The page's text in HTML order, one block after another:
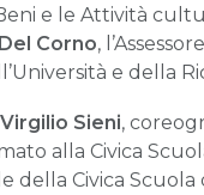
e le Attività
Corno,
e della
Virgilio Sieni,
alla Civica
Civica Scuola